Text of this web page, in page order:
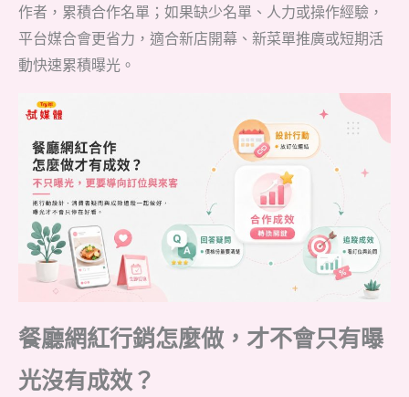
作者，累積合作名單；如果缺少名單、人力或操作經驗，
平台媒合會更省力，適合新店開幕、新菜單推廣或短期活
動快速累積曝光。
餐廳網紅行銷怎麼做，才不會只有曝
光沒有成效？